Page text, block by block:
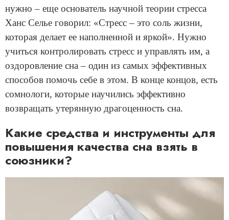
нужно – еще основатель научной теории стресса
Ханс Селье говорил: «Стресс – это соль жизни,
которая делает ее наполненной и яркой». Нужно
учиться контролировать стресс и управлять им, а
оздоровление сна – один из самых эффективных
способов помочь себе в этом. В конце концов, есть
сомнологи, которые научились эффективно
возвращать утерянную драгоценность сна.
Какие средства и инструменты для
повышения качества сна взять в
союзники?